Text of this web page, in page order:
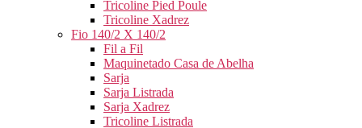
Tricoline Pied Poule
Tricoline Xadrez
Fio 140/2 X 140/2
Fil a Fil
Maquinetado Casa de Abelha
Sarja
Sarja Listrada
Sarja Xadrez
Tricoline Listrada